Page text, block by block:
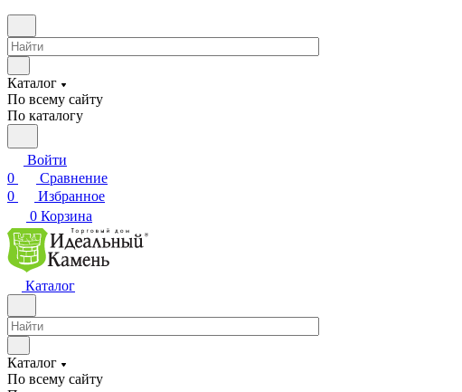
Каталог
По всему сайту
По каталогу
Войти
0
Сравнение
0
Избранное
0 Корзина
Каталог
Каталог
По всему сайту